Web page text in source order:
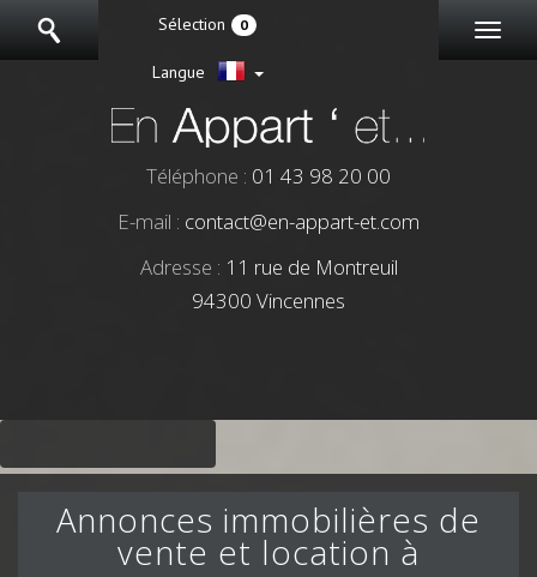
Sélection 0
Langue
Téléphone : 01 43 98 20 00
E-mail : contact@en-appart-et.com
Adresse : 11 rue de Montreuil
94300 Vincennes
Annonces immobilières de
vente et location à